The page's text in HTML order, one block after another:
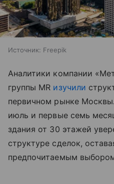
Источник: Freepik
Аналитики компании
группы MR изучили
первичном рынке
июль и первые семь
здания от 30 этажей
структуре сделок,
предпочитаемым